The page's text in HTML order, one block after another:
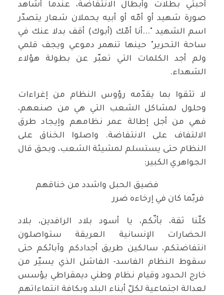
أحبتي بطلات وأبطال الانتفاضة، عندما أشاهد
صورة شهيد أو أمّه أو أبيه يحملان شعار يتصدّر
اسم الشهيد "...أنا أمّك (أبوك) أقف بدلا عنك في
ساحة التحرير" حينها تنهمر دموعي ويجف قلمي
ولم أجد الكلمات التي تعبّر عن بطولة هؤلاء
الشهداء.
لا تثقوا بما يقدّمه رؤوس النظام من إغراءات
وحلول لمشاكل الشعب التي هي من صنعهم،
فهي من أجل إطالة عمر نظامهم وإيجاد طرق
الالتفاف على الانتفاضة. واصلوا الخناق على
النظام حتى يستسلم لمشيئة الشعب، وبحق قال
الجواهري الكبير:
فضيق الحبل واشدد من خناقهم
فربّما كان في إرخاءه ضرر
كلّنا ثقة، بأنّكم، يا أسود بلاد الرافدين، بلاد
الحضارات الإنسانية العريقة ستواصلون
انتفاضتكم، سالكين طريق أجدادكم وآبائكم حتى
سقوط النظام الفاسد- الفاشل الذي يسيّر من
خارج الحدود وقيام نظام وطني ديمقراطي يؤسس
لعدالة اجتماعية لكلّ أبناء البلد وبكافة انتماءاتهم